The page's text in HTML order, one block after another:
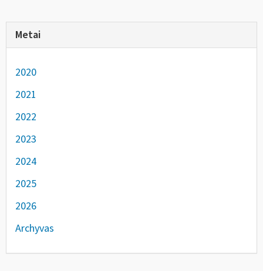
Metai
2020
2021
2022
2023
2024
2025
2026
Archyvas